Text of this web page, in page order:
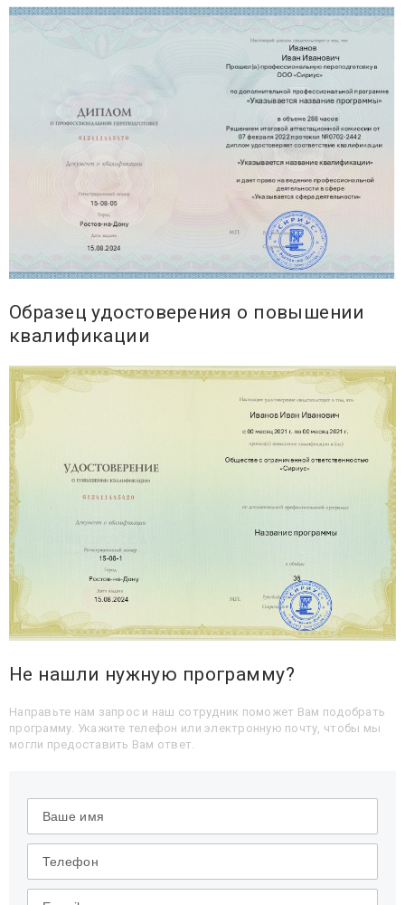
Образец удостоверения о повышении
квалификации
Не нашли нужную программу?
Направьте нам запрос и наш сотрудник поможет Вам подобрать
программу. Укажите телефон или электронную почту, чтобы мы
могли предоставить Вам ответ.